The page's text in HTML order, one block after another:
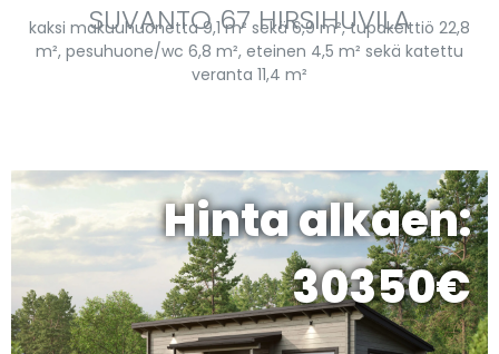
SUVANTO 67 HIRSIHUVILA
kaksi makuuhuonetta 9,1 m² sekä 6,9 m², tupakeittiö 22,8
m², pesuhuone/wc 6,8 m², eteinen 4,5 m² sekä katettu
veranta 11,4 m²
Hinta alkaen:
30350€